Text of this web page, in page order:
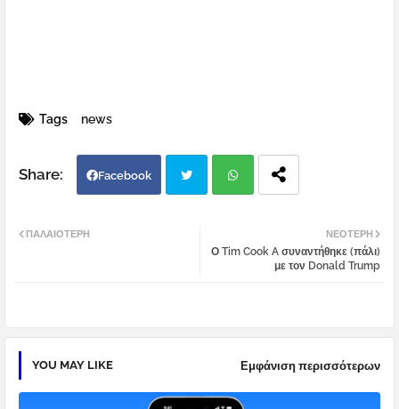
Tags news
Facebook
atsa
ΝΕΌΤΕΡΗ
Ο Tim Cook A συναντήθηκε (πάλι)
με τον Donald Trump
ΠΑΛΑΙΌΤΕΡΗ
YOU MAY LIKE Εμφάνιση περισσότερων